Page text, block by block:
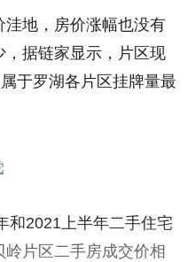
地，房价涨幅也没有
据链家显示，片区现
于罗湖各片区挂牌量最
和2021上半年二手住宅
片区二手房成交价相